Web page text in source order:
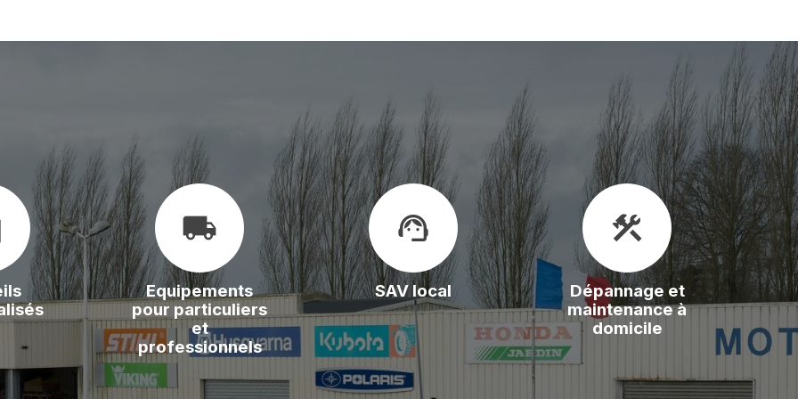
local_shipping
Equipements
pour particuliers
et
professionnels
support_agent
SAV local
construction
Dépannage et
maintenance à
domicile